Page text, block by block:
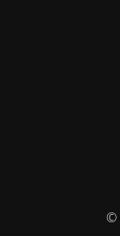
©